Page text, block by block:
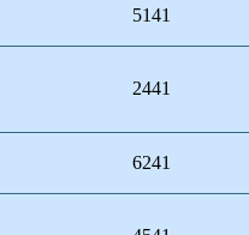
5141
2441
6241